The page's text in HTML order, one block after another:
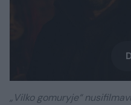
„Vilko gomuryje“